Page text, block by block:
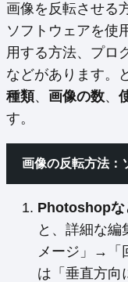
画像を反転させる
ソフトウェアを使
用する方法、プロ
などがあります。
種類、 画像の数、
す。
画像の反転方法：
Photoshopな
と、詳細な編
メージ」→「
は「垂直方向